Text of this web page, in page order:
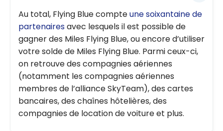
Au total, Flying Blue compteune soixantaine de
partenairesavec lesquels il est possible de
gagner des Miles Flying Blue, ou encore d’utiliser
votre solde de Miles Flying Blue. Parmi ceux-ci,
on retrouve des compagnies aériennes
(notamment les compagnies aériennes
membres de l’alliance SkyTeam), des cartes
bancaires, des chaînes hôtelières, des
compagnies de location de voiture et plus.